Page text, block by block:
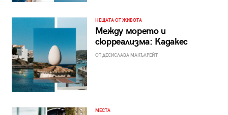
НЕЩАТА ОТ ЖИВОТА
Между морето и
сюрреализма: Кадакес
ОТ ДЕСИСЛАВА МАКЪЛРЕЙТ
МЕСТА